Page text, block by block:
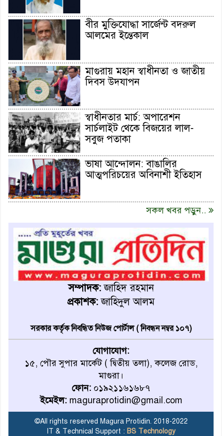
বীর মুক্তিযোদ্ধা সার্জেন্ট বদরুল
আলমের ইন্তেকাল
মাগুরায় মহান স্বাধীনতা ও জাতীয়
দিবস উদযাপন
স্বাধীনতার মার্চ: অপারেশন
সার্চলাইট থেকে বিজয়ের লাল-
সবুজ পতাকা
ভাষা আন্দোলন: বাঙালির
আত্মপরিচয়ের অবিনাশী ইতিহাস
সকল খবর পড়ুন..
সম্পাদক:জাহিদ রহমান
প্রকাশক:জাহিদুল আলম
সরকার কর্তৃক নিবন্ধিত নিউজ পোর্টাল ( নিবন্ধন নম্বর ১০৭)
যোগাযোগ:
১৫, পৌর সুপার মার্কেট ( দ্বিতীয় তলা), কলেজ রোড,
মাগুরা।
ফোন: ০১৯২১১৬১৬৮৭
ইমেইল: maguraprotidin@gmail.com
©All rights reserved Magura Protidin. 2018-2022
IT & Technical Support : BS Technology